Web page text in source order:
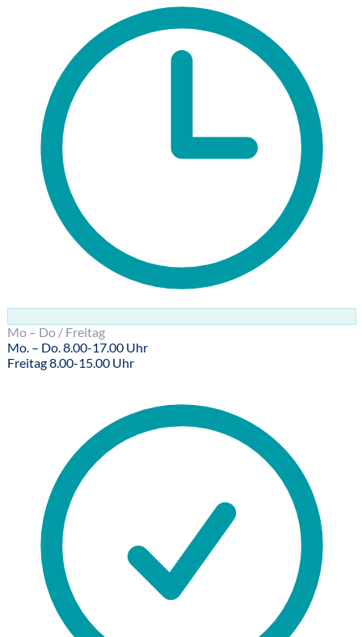
Mo – Do / Freitag
Mo. – Do. 8.00-17.00 Uhr
Freitag 8.00-15.00 Uhr